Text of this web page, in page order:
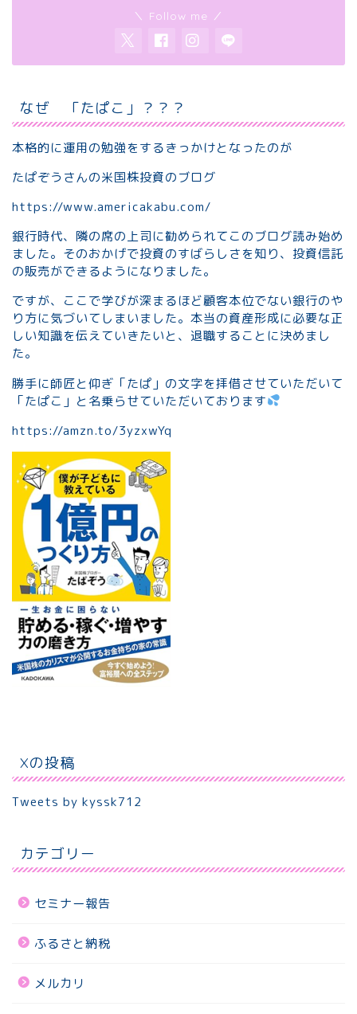
＼ Follow me ／
なぜ 「たぱこ」？？？
本格的に運用の勉強をするきっかけとなったのが
たぱぞうさんの米国株投資のブログ
https://www.americakabu.com/
銀行時代、隣の席の上司に勧められてこのブログ読み始め
ました。そのおかげで投資のすばらしさを知り、投資信託
の販売ができるようになりました。
ですが、ここで学びが深まるほど顧客本位でない銀行のや
り方に気づいてしまいました。本当の資産形成に必要な正
しい知識を伝えていきたいと、退職することに決めまし
た。
勝手に師匠と仰ぎ「たぱ」の文字を拝借させていただいて
「たぱこ」と名乗らせていただいております
https://amzn.to/3yzxwYq
Xの投稿
Tweets by kyssk712
カテゴリー
セミナー報告
ふるさと納税
メルカリ